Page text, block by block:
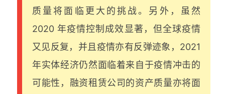
质量将面临更大的挑战。另外，虽然
2020 年疫情控制成效显著，但全球疫情
又见反复，并且疫情亦有反弹迹象，2021
年实体经济仍然面临着来自于疫情冲击的
可能性，融资租赁公司的资产质量亦将面